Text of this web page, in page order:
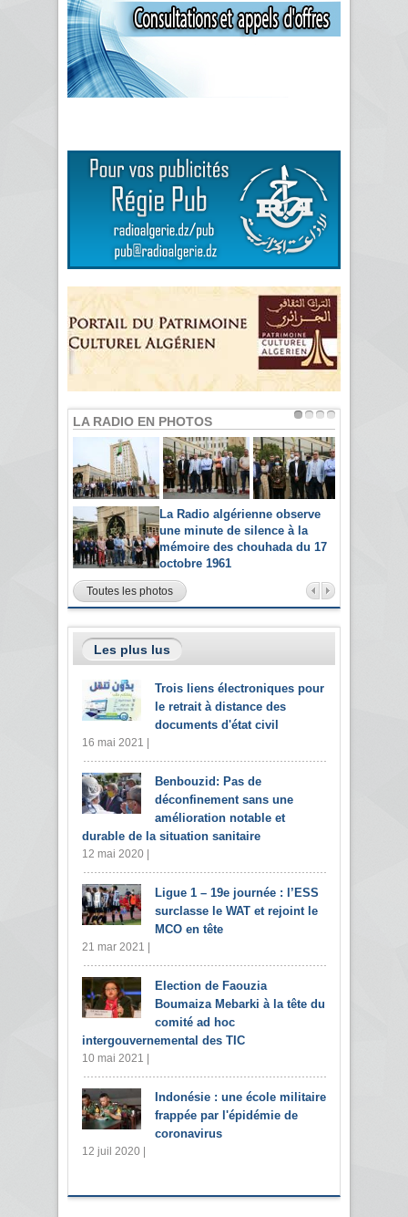
LA RADIO EN PHOTOS
La Radio algérienne observe
une minute de silence à la
mémoire des chouhada du 17
octobre 1961
Toutes les photos
Les plus lus
Trois liens électroniques pour
le retrait à distance des
documents d'état civil
16 mai 2021 |
Benbouzid: Pas de
déconfinement sans une
amélioration notable et
durable de la situation sanitaire
12 mai 2020 |
Ligue 1 – 19e journée : l’ESS
surclasse le WAT et rejoint le
MCO en tête
21 mar 2021 |
Election de Faouzia
Boumaiza Mebarki à la tête du
comité ad hoc
intergouvernemental des TIC
10 mai 2021 |
Indonésie : une école militaire
frappée par l'épidémie de
coronavirus
12 juil 2020 |